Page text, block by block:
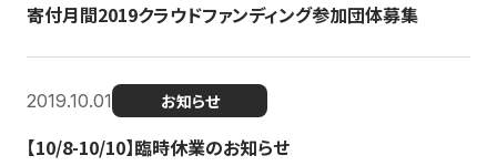
寄付月間2019クラウドファンディング参加団体募集
2019.10.01 お知らせ
【10/8-10/10】臨時休業のお知らせ